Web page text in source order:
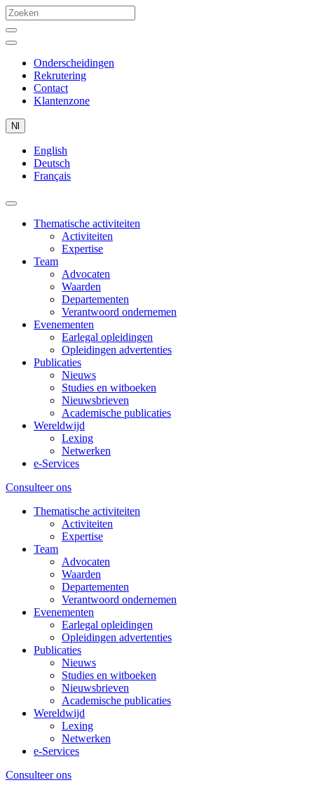
Onderscheidingen
Rekrutering
Contact
Klantenzone
Nl
English
Deutsch
Français
Thematische activiteiten
Activiteiten
Expertise
Team
Advocaten
Waarden
Departementen
Verantwoord ondernemen
Evenementen
Earlegal opleidingen
Opleidingen advertenties
Publicaties
Nieuws
Studies en witboeken
Nieuwsbrieven
Academische publicaties
Wereldwijd
Lexing
Netwerken
e-Services
Consulteer ons
Thematische activiteiten
Activiteiten
Expertise
Team
Advocaten
Waarden
Departementen
Verantwoord ondernemen
Evenementen
Earlegal opleidingen
Opleidingen advertenties
Publicaties
Nieuws
Studies en witboeken
Nieuwsbrieven
Academische publicaties
Wereldwijd
Lexing
Netwerken
e-Services
Consulteer ons